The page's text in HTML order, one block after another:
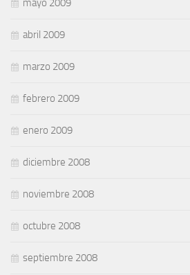
mayo 2009
abril 2009
marzo 2009
febrero 2009
enero 2009
diciembre 2008
noviembre 2008
octubre 2008
septiembre 2008